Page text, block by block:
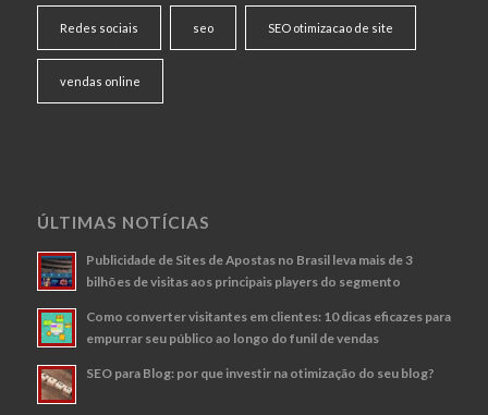
Redes sociais seo SEO otimizacao de site
vendas online
ÚLTIMAS NOTÍCIAS
Publicidade de Sites de Apostas no Brasil leva mais de 3
bilhões de visitas aos principais players do segmento
Como converter visitantes em clientes: 10 dicas eficazes para
empurrar seu público ao longo do funil de vendas
SEO para Blog: por que investir na otimização do seu blog?